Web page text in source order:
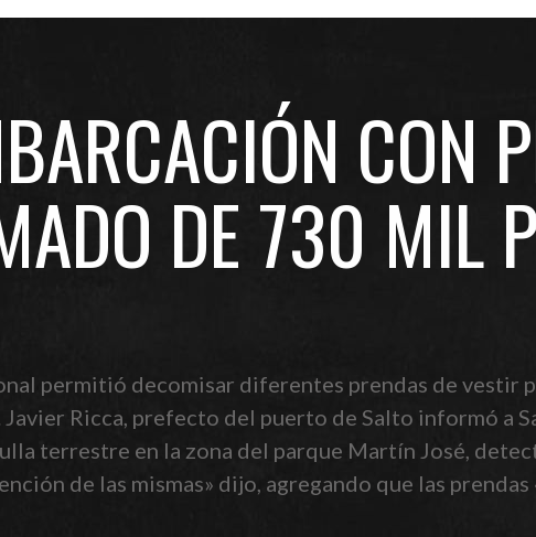
CON
DE 730 MIL
permitió decomisar diferentes prendas de vestir
Ricca, prefecto del puerto de Salto informó a
terrestre en la zona del parque Martín José,
de las mismas» dijo, agregando que las